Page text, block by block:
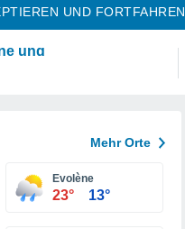
UND FORTFAHREN
der Mythos des
und
Mehr Orte
Evolène
23° 13°